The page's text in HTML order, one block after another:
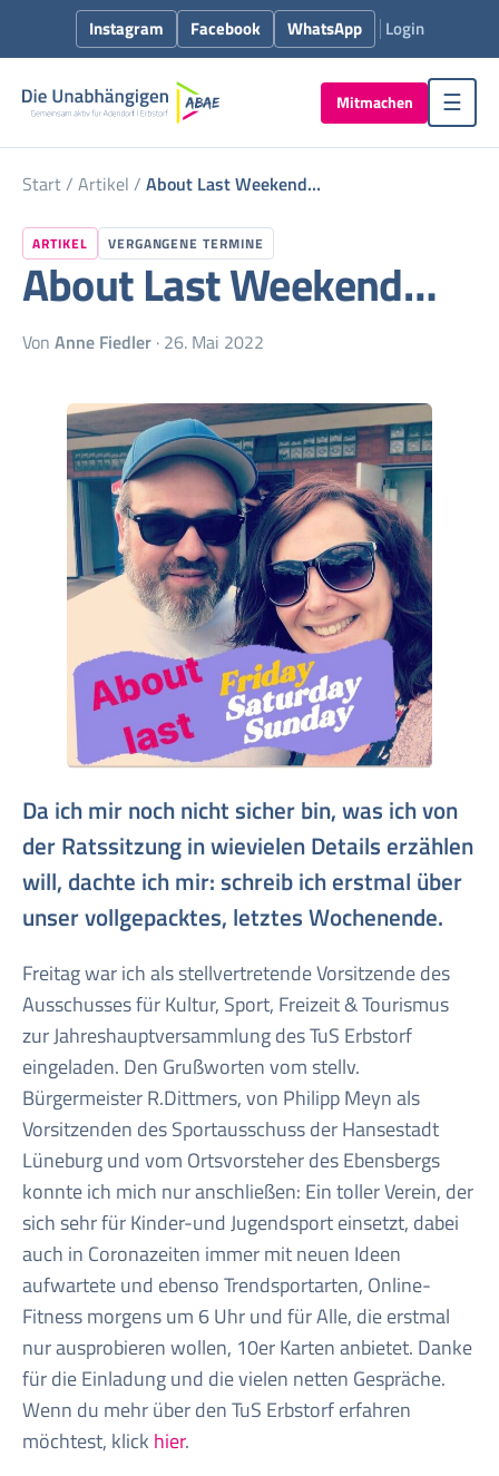
Instagram Facebook WhatsApp Login
Mitmachen ☰
Start/ Artikel / About Last Weekend…
ARTIKEL VERGANGENE TERMINE
About Last Weekend…
Von Anne Fiedler · 26. Mai 2022
Da ich mir noch nicht sicher bin, was ich von
der Ratssitzung in wievielen Details erzählen
will, dachte ich mir: schreib ich erstmal über
unser vollgepacktes, letztes Wochenende.
Freitag war ich als stellvertretende Vorsitzende des
Ausschusses für Kultur, Sport, Freizeit & Tourismus
zur Jahreshauptversammlung des TuS Erbstorf
eingeladen. Den Grußworten vom stellv.
Bürgermeister R.Dittmers, von Philipp Meyn als
Vorsitzenden des Sportausschuss der Hansestadt
Lüneburg und vom Ortsvorsteher des Ebensbergs
konnte ich mich nur anschließen: Ein toller Verein, der
sich sehr für Kinder-und Jugendsport einsetzt, dabei
auch in Coronazeiten immer mit neuen Ideen
aufwartete und ebenso Trendsportarten, Online-
Fitness morgens um 6 Uhr und für Alle, die erstmal
nur ausprobieren wollen, 10er Karten anbietet. Danke
für die Einladung und die vielen netten Gespräche.
Wenn du mehr über den TuS Erbstorf erfahren
möchtest, klick hier.